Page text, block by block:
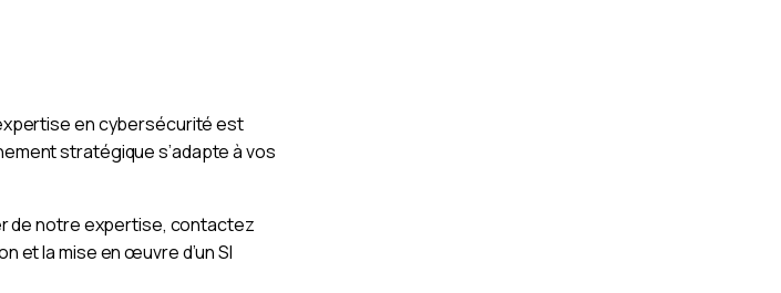
en cybersécurité est
stratégique s’adapte à vos
de notre expertise, contactez
et la mise en œuvre d’un SI